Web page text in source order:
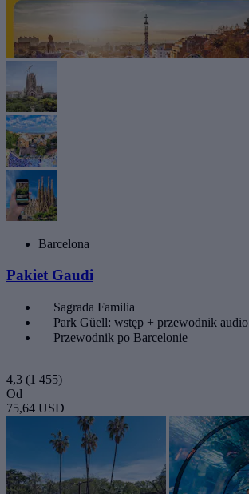
Barcelona
Pakiet Gaudi
Sagrada Familia
Park Güell: wstęp + przewodnik audio
Przewodnik po Barcelonie
4,3 (1 455)
Od
75,64 USD